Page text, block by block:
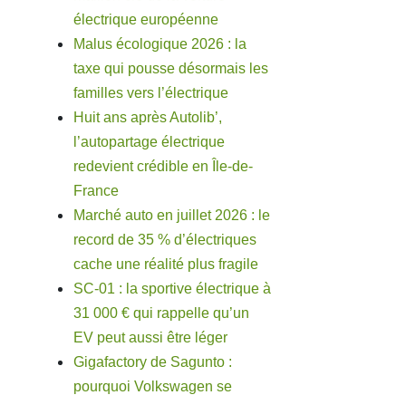
électrique européenne
Malus écologique 2026 : la
taxe qui pousse désormais les
familles vers l’électrique
Huit ans après Autolib’,
l’autopartage électrique
redevient crédible en Île-de-
France
Marché auto en juillet 2026 : le
record de 35 % d’électriques
cache une réalité plus fragile
SC-01 : la sportive électrique à
31 000 € qui rappelle qu’un
EV peut aussi être léger
Gigafactory de Sagunto :
pourquoi Volkswagen se